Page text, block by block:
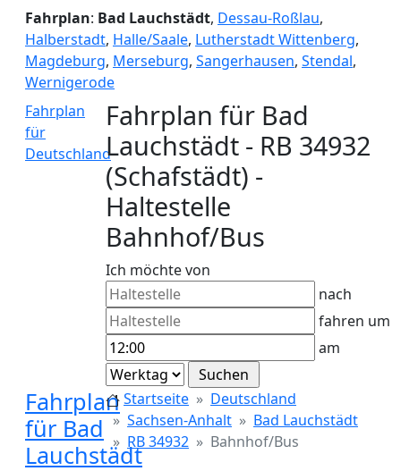
Fahrplan: Bad Lauchstädt, Dessau-Roßlau,
Halberstadt, Halle/Saale, Lutherstadt Wittenberg,
Magdeburg, Merseburg, Sangerhausen, Stendal,
Wernigerode
Fahrplan
für
Deutschland
Fahrplan für Bad
Lauchstädt - RB 34932
(Schafstädt) -
Haltestelle
Bahnhof/Bus
Ich möchte von
nach
fahren um
am
Fahrplan
für Bad
Lauchstädt
Startseite
Deutschland
Sachsen-Anhalt
Bad Lauchstädt
RB 34932
Bahnhof/Bus